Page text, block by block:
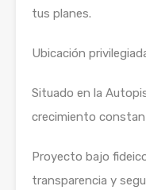
tus planes.
Ubicación
Situado en la
crecimiento
Proyecto bajo
transparencia y